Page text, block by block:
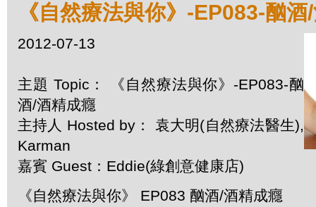
《自然療法與你》-EP083-酗
2012-07-13
主題 Topic： 《自然療法與你》-EP083-酗
酒/酒精成癮
主持人 Hosted by： 袁大明(自然療法醫生),
Karman
嘉賓 Guest：Eddie(綠創意健康店)
《自然療法與你》 EP083 酗酒/酒精成癮